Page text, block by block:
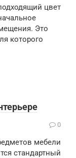
цвет
Это
которого
0
мебели
стандартный